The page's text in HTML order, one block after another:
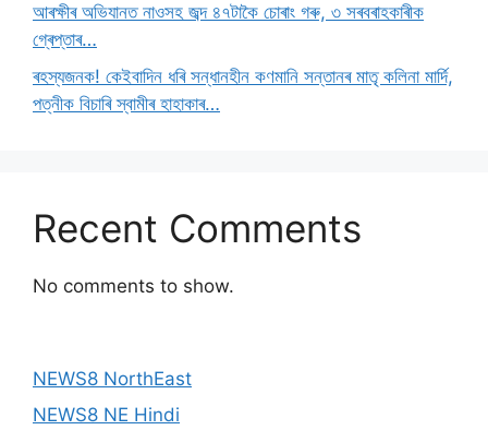
আৰক্ষীৰ অভিযানত নাওসহ জব্দ ৪৭টাকৈ চোৰাং গৰু, ৩ সৰবৰাহকাৰীক
গ্ৰেপ্তাৰ…
ৰহস্যজনক! কেইবাদিন ধৰি সন্ধানহীন কণমানি সন্তানৰ মাতৃ কলিনা মাৰ্দি,
পত্নীক বিচাৰি স্বামীৰ হাহাকাৰ…
Recent Comments
No comments to show.
NEWS8 NorthEast
NEWS8 NE Hindi